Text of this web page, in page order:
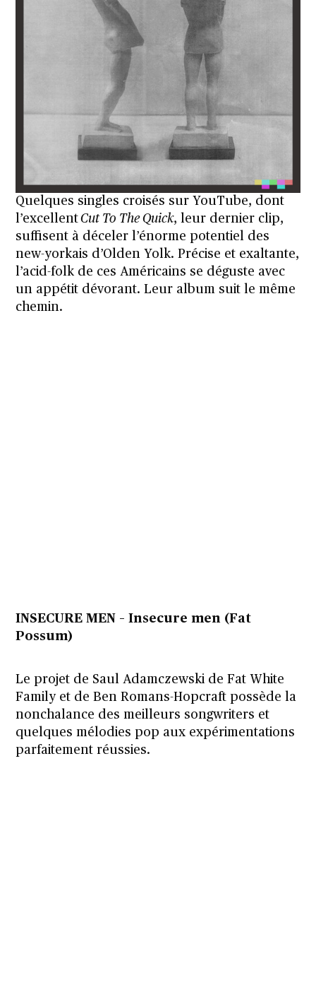
Quelques singles croisés sur YouTube, dont
l’excellentCut To The Quick, leur dernier clip,
suffisent à déceler l’énorme potentiel des
new-yorkais d’Olden Yolk. Précise et exaltante,
l’acid-folk de ces Américains se déguste avec
un appétit dévorant. Leur album suit le même
chemin.
INSECURE MEN – Insecure men (Fat
Possum)
Le projet de Saul Adamczewski de Fat White
Family et de Ben Romans-Hopcraft possède la
nonchalance des meilleurs songwriters et
quelques mélodies pop aux expérimentations
parfaitement réussies.